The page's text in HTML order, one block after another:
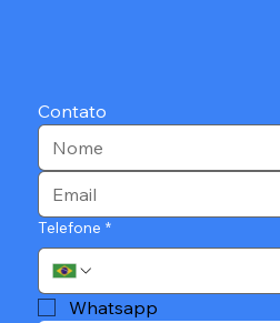
Contato
Telefone *
Whatsapp